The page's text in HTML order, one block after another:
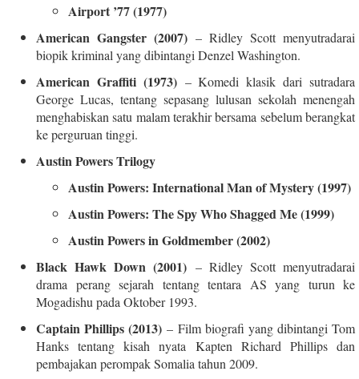
Airport ’77 (1977)
American Gangster (2007) – Ridley Scott menyutradarai
biopik kriminal yang dibintangi Denzel Washington.
American Graffiti (1973)– Komedi klasik dari sutradara
George Lucas, tentang sepasang lulusan sekolah menengah
menghabiskan satu malam terakhir bersama sebelum berangkat
ke perguruan tinggi.
Austin Powers Trilogy
Austin Powers: International Man of Mystery (1997)
Austin Powers: The Spy Who Shagged Me (1999)
Austin Powers in Goldmember (2002)
Black Hawk Down (2001) – Ridley Scott menyutradarai
drama perang sejarah tentang tentara AS yang turun ke
Mogadishu pada Oktober 1993.
Captain Phillips (2013) – Film biografi yang dibintangi Tom
Hanks tentang kisah nyata Kapten Richard Phillips dan
pembajakan perompak Somalia tahun 2009.